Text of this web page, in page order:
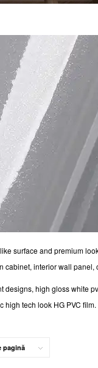
surface and premium
cabinet, interior wall panel,
high gloss white
tech look HG PVC
pagină